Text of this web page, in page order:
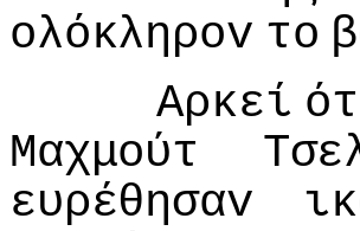
oλόκληρov τo
Αρκεί
Μαχμoύτ
ευρέθησαv